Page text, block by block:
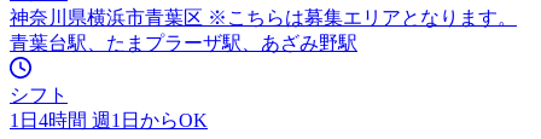
神奈川県横浜市青葉区 ※こちらは募集エリアとなります。
青葉台駅、たまプラーザ駅、あざみ野駅
シフト
1日4時間 週1日からOK